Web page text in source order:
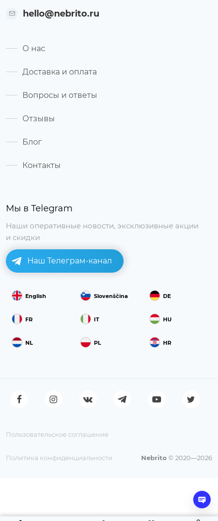
Мы в Telegram
Наши оперативные новости, эксклюзивные акции
и скидки
Наш Телеграм-канал
English Slovenščina DE
FR IT HU
NL PL HR
hello@nebrito.ru
О нас
Доставка и оплата
Вопросы и ответы
Отзывы
Блог
Контакты
Пользовательское соглашение
Политика конфиденциальности Nebrito © 2020—2026